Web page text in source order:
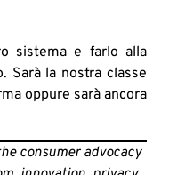
sistema e farlo alla
Sarà la nostra classe
oppure sarà ancora
consumer advocacy